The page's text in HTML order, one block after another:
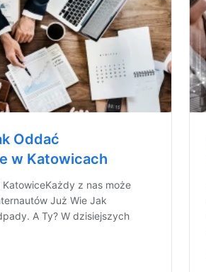
Oddać
w Katowicach
z nas może
Już Wie Jak
A Ty? W dzisiejszych